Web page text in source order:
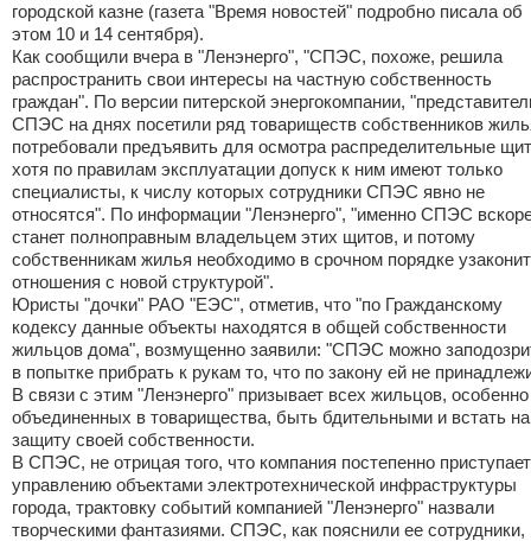
городской казне (газета "Время новостей" подробно писала об
этом 10 и 14 сентября).
Как сообщили вчера в "Ленэнерго", "СПЭС, похоже, решила
распространить свои интересы на частную собственность
граждан". По версии питерской энергокомпании,
СПЭС на днях посетили ряд товариществ собственников
потребовали предъявить для осмотра распределительные
хотя по правилам эксплуатации допуск к ним имеют только
специалисты, к числу которых сотрудники СПЭС явно не
относятся". По информации "Ленэнерго", "именно СПЭС
станет полноправным владельцем этих щитов, и потому
собственникам жилья необходимо в срочном порядке
отношения с новой структурой".
Юристы "дочки" РАО "ЕЭС", отметив, что "по Гражданскому
кодексу данные объекты находятся в общей собственности
жильцов дома", возмущенно заявили: "СПЭС можно
в попытке прибрать к рукам то, что по закону ей не
В связи с этим "Ленэнерго" призывает всех жильцов,
объединенных в товарищества, быть бдительными и встать на
защиту своей собственности.
В СПЭС, не отрицая того, что компания постепенно
управлению объектами электротехнической инфраструктуры
города, трактовку событий компанией "Ленэнерго" назвали
творческими фантазиями. СПЭС, как пояснили ее сотрудники,